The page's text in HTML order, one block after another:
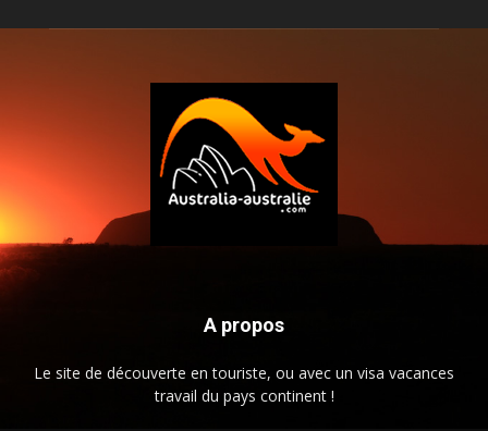
A propos
Le site de découverte en touriste, ou avec un visa vacances
travail du pays continent !